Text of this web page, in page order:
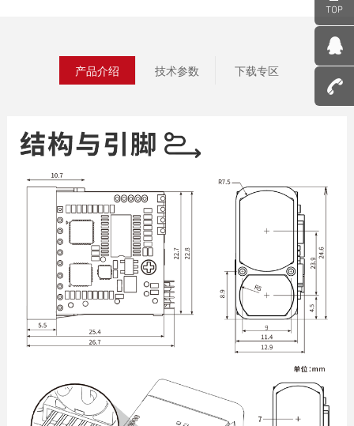
产品介绍 技术参数 下载专区